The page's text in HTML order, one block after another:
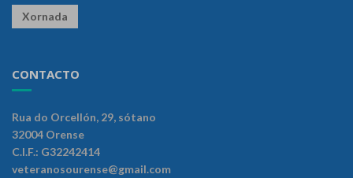
Xornada
CONTACTO
Rua do Orcellón, 29, sótano
32004 Orense
C.I.F.: G32242414
veteranosourense@gmail.com